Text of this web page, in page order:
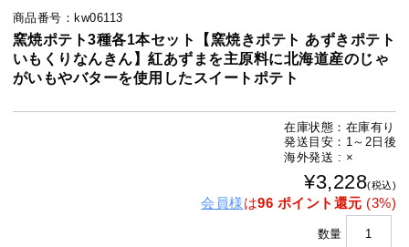
商品番号：kw06113
窯焼ポテト3種各1本セット【窯焼きポテト あずきポテト
いもくりなんきん】紅あずまを主原料に北海道産のじゃ
がいもやバターを使用したスイートポテト
在庫状態：在庫有り
発送目安：1～2日後
海外発送 : ×
¥3,228(税込)
会員様は96 ポイント還元 (3%)
数量